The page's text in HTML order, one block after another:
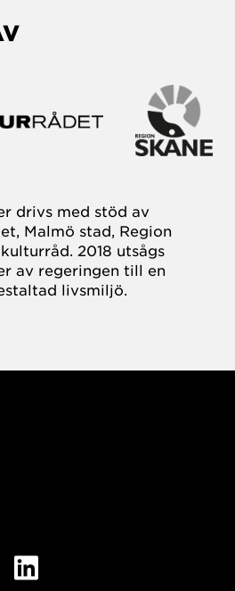
drivs med stöd av
Malmö stad, Region
2018 utsågs
av regeringen till en
livsmiljö.